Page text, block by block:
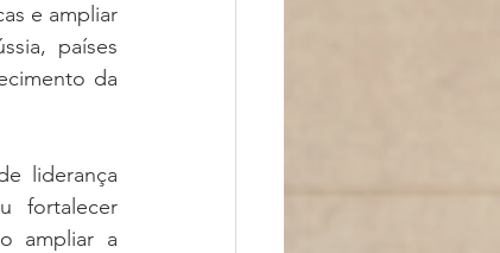
e ampliar
países
da
liderança
fortalecer
ampliar a